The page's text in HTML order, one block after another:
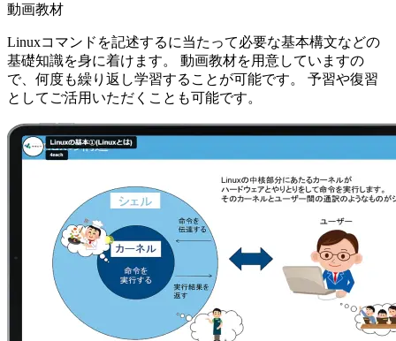
動画教材
Linuxコマンドを記述するに当たって必要な基本構文などの
基礎知識を身に着けます。 動画教材を用意していますの
で、何度も繰り返し学習することが可能です。 予習や復習
としてご活用いただくことも可能です。